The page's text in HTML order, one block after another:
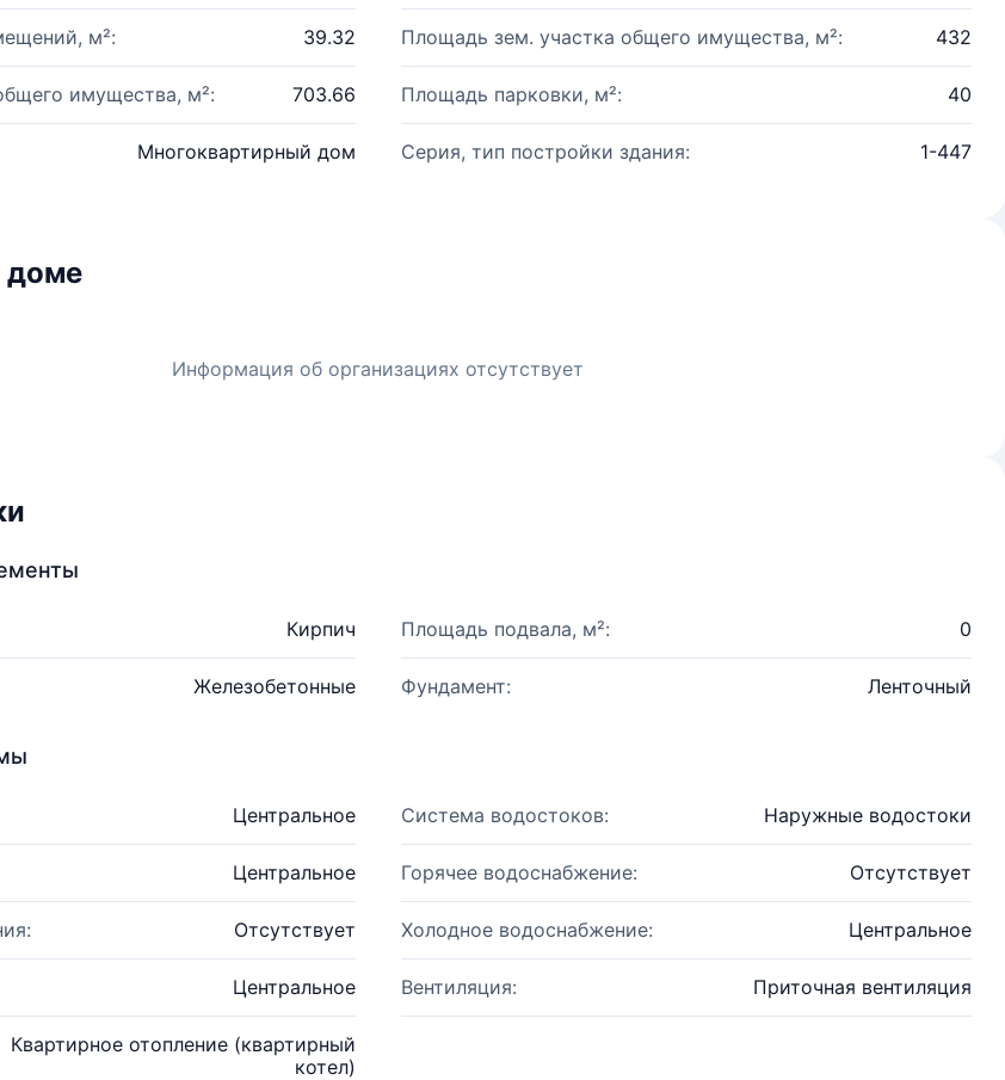
м²: 39.32 Площадь зем. участка общего имущества, м²: 432
имущества, м²: 703.66 Площадь парковки, м²: 40
Многоквартирный дом Серия, тип постройки здания: 1-447
доме
Информация об организациях отсутствует
Кирпич Площадь подвала, м²: 0
Железобетонные Фундамент: Ленточный
Центральное Система водостоков: Наружные водостоки
Центральное Горячее водоснабжение: Отсутствует
Отсутствует Холодное водоснабжение: Центральное
Центральное Вентиляция: Приточная вентиляция
Квартирное отопление (квартирный
котел)